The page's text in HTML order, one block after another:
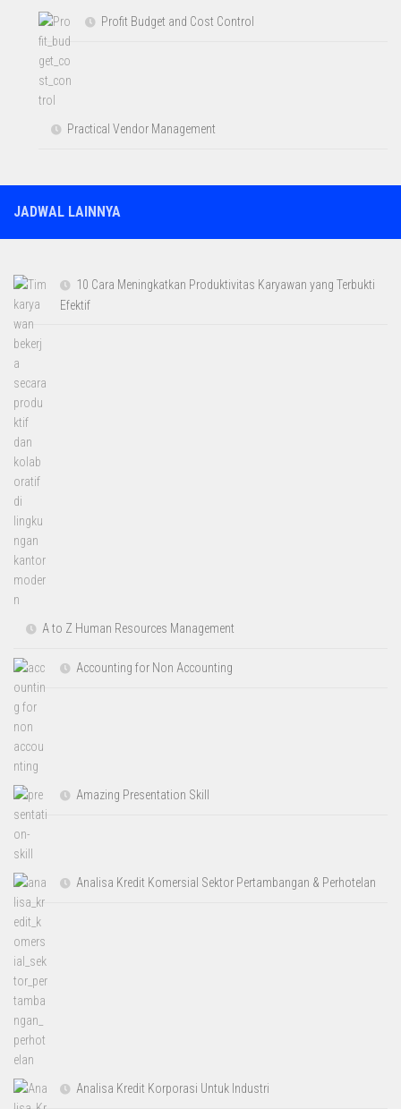
Profit Budget and Cost Control
Practical Vendor Management
JADWAL LAINNYA
10 Cara Meningkatkan Produktivitas Karyawan yang Terbukti
Efektif
A to Z Human Resources Management
Accounting for Non Accounting
Amazing Presentation Skill
Analisa Kredit Komersial Sektor Pertambangan & Perhotelan
Analisa Kredit Korporasi Untuk Industri